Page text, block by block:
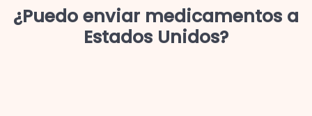
¿Puedo enviar medicamentos a
Estados Unidos?